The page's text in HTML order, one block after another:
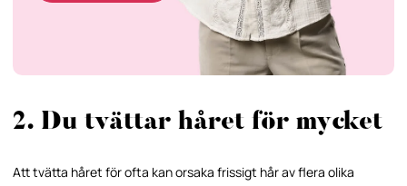
2. Du tvättar håret för mycket
Att tvätta håret för ofta kan orsaka frissigt hår av flera olika